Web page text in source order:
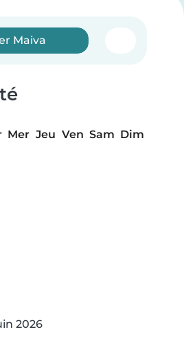
Maiva
Mer Jeu Ven Sam Dim
2026